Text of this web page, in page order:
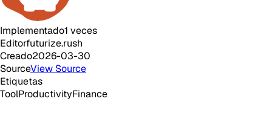
Implementado1 veces
Editorfuturize.rush
Creado2026-03-30
SourceView Source
Etiquetas
ToolProductivityFinance